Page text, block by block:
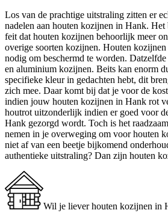
Los van de prachtige uitstraling zitten er
nadelen aan houten kozijnen in Hank. Het
feit dat houten kozijnen behoorlijk meer
overige soorten kozijnen. Houten kozijnen
nodig om beschermd te worden.
en aluminium kozijnen. Beits kan enorm
specifieke kleur in gedachten hebt, dit
zich mee. Daar komt bij dat je voor de
indien jouw houten kozijnen in Hank rot
houtrot uitzonderlijk indien er goed voor
Hank gezorgd wordt. Toch is het
nemen in je overweging om voor houten
niet af van een beetje bijkomend
authentieke uitstraling? Dan zijn houten
Wil je liever houten kozijnen in